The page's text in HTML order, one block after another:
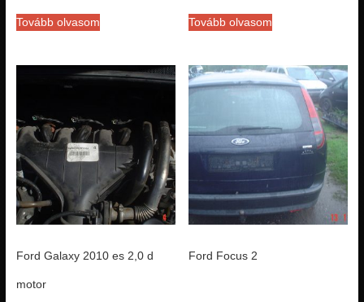
Tovább olvasom Tovább olvasom
Ford Galaxy 2010 es 2,0 d
motor
Ford Focus 2